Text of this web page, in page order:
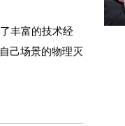
丰富的技术经
己场景的物理灭